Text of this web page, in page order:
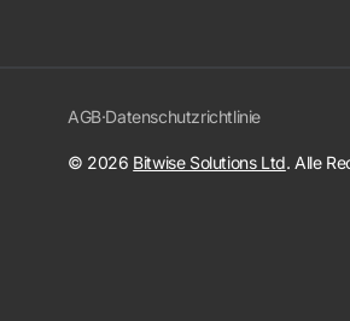
AGB·Datenschutzrichtlinie
© 2026 Bitwise Solutions Ltd. Alle